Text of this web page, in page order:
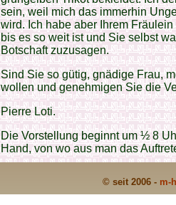
sein, weil mich das immerhin
wird. Ich habe aber Ihrem
bis es so weit ist und Sie selbst
Botschaft zuzusagen.
Sind Sie so gütig, gnädige Frau,
wollen und genehmigen Sie die
Pierre Loti.
Die Vorstellung beginnt um ½ 8
Hand, von wo aus man das
© seit 2006 - m-